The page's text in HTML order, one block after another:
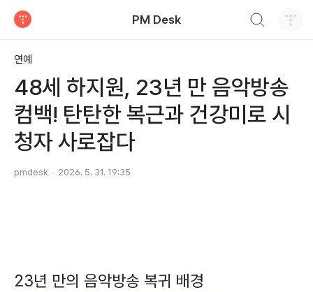
PM Desk
연예
48세 하지원, 23년 만 음악방송
컴백! 탄탄한 복근과 건강미로 시
청자 사로잡다
pmdesk 2026. 5. 31. 19:35
23년 만의 음악방송 복귀 배경